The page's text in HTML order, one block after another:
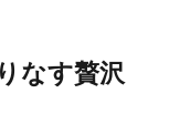
なす贅沢